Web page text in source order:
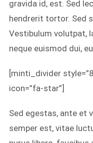
gravida id, est. Sed
hendrerit tortor. Sed
Vestibulum volutpat,
neque euismod dui,
[minti_divider
icon=”fa-star”]
Sed egestas, ante et
semper est, vitae